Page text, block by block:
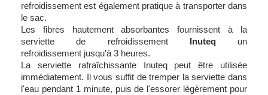
refroidissement est également pratique à transporter dans
le sac.
Les fibres hautement absorbantes fournissent à la
serviette de refroidissement Inutequn
refroidissement jusqu'à 3 heures.
La serviette rafraîchissante Inuteq peut être utilisée
immédiatement. Il vous suffit de tremper la serviette dans
l'eau pendant 1 minute, puis de l'essorer légèrement pour